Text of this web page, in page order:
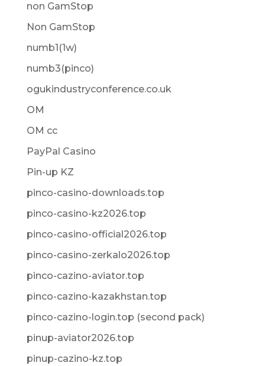
non GamStop
Non GamStop
numb1(1w)
numb3(pinco)
ogukindustryconference.co.uk
OM
OM cc
PayPal Casino
Pin-up KZ
pinco-casino-downloads.top
pinco-casino-kz2026.top
pinco-casino-official2026.top
pinco-casino-zerkalo2026.top
pinco-cazino-aviator.top
pinco-cazino-kazakhstan.top
pinco-cazino-login.top (second pack)
pinup-aviator2026.top
pinup-cazino-kz.top